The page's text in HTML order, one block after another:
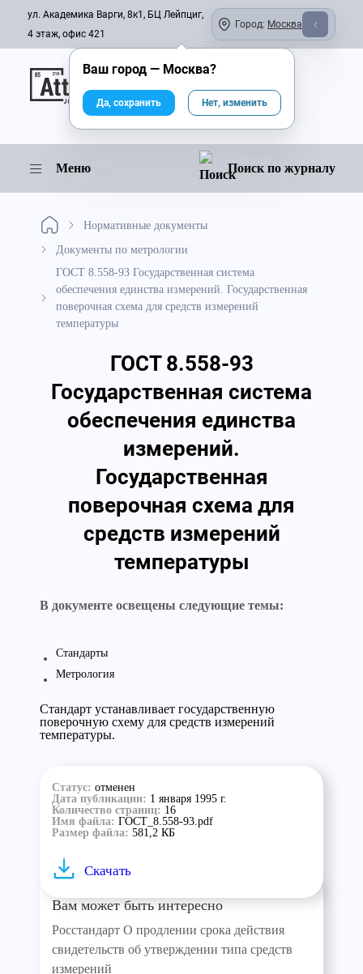
ул. Академика Варги, 8к1, БЦ Лейпциг,
4 этаж, офис 421
Город: Москва
Онлайн-журнал
Меню Поиск по журналу
Нормативные документы
Документы по метрологии
ГОСТ 8.558-93 Государственная система
обеспечения единства измерений. Государственная
поверочная схема для средств измерений
температуры
ГОСТ 8.558-93
Государственная система
обеспечения единства
измерений.
Государственная
поверочная схема для
средств измерений
температуры
В документе освещены следующие темы:
Стандарты
Метрология
Стандарт устанавливает государственную
поверочную схему для средств измерений
температуры.
Статус: отменен
Дата публикации: 1 января 1995 г.
Количество страниц: 16
Имя файла: ГОСТ_8.558-93.pdf
Размер файла: 581,2 КБ
Скачать
Вам может быть интересно
Росстандарт О продлении срока действия
свидетельств об утверждении типа средств
измерений
Ваш город — Москва?
Да, сохранить Нет, изменить